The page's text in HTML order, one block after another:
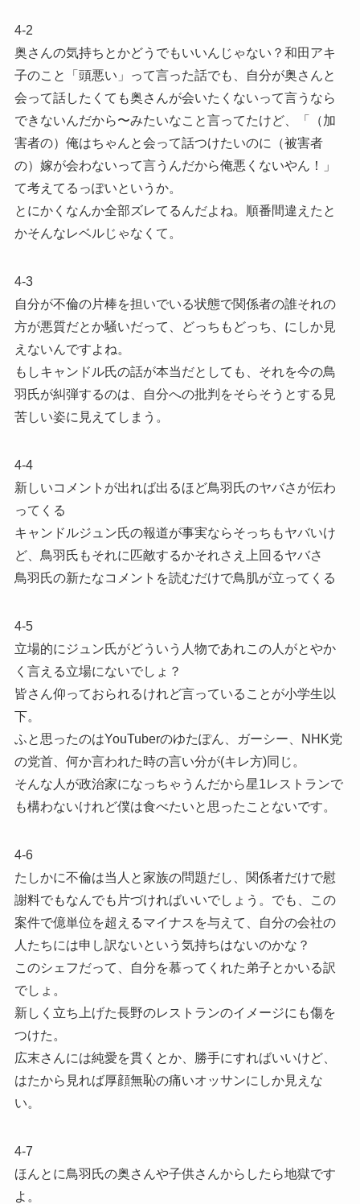
4-2
奥さんの気持ちとかどうでもいいんじゃない？和田アキ
子のこと「頭悪い」って言った話でも、自分が奥さんと
会って話したくても奥さんが会いたくないって言うなら
できないんだから〜みたいなこと言ってたけど、「（加
害者の）俺はちゃんと会って話つけたいのに（被害者
の）嫁が会わないって言うんだから俺悪くないやん！」
て考えてるっぽいというか。
とにかくなんか全部ズレてるんだよね。順番間違えたと
かそんなレベルじゃなくて。
4-3
自分が不倫の片棒を担いでいる状態で関係者の誰それの
方が悪質だとか騒いだって、どっちもどっち、にしか見
えないんですよね。
もしキャンドル氏の話が本当だとしても、それを今の鳥
羽氏が糾弾するのは、自分への批判をそらそうとする見
苦しい姿に見えてしまう。
4-4
新しいコメントが出れば出るほど鳥羽氏のヤバさが伝わ
ってくる
キャンドルジュン氏の報道が事実ならそっちもヤバいけ
ど、鳥羽氏もそれに匹敵するかそれさえ上回るヤバさ
鳥羽氏の新たなコメントを読むだけで鳥肌が立ってくる
4-5
立場的にジュン氏がどういう人物であれこの人がとやか
く言える立場にないでしょ？
皆さん仰っておられるけれど言っていることが小学生以
下。
ふと思ったのはYouTuberのゆたぽん、ガーシー、NHK党
の党首、何か言われた時の言い分が(キレ方)同じ。
そんな人が政治家になっちゃうんだから星1レストランで
も構わないけれど僕は食べたいと思ったことないです。
4-6
たしかに不倫は当人と家族の問題だし、関係者だけで慰
謝料でもなんでも片づければいいでしょう。でも、この
案件で億単位を超えるマイナスを与えて、自分の会社の
人たちには申し訳ないという気持ちはないのかな？
このシェフだって、自分を慕ってくれた弟子とかいる訳
でしょ。
新しく立ち上げた長野のレストランのイメージにも傷を
つけた。
広末さんには純愛を貫くとか、勝手にすればいいけど、
はたから見れば厚顔無恥の痛いオッサンにしか見えな
い。
4-7
ほんとに鳥羽氏の奥さんや子供さんからしたら地獄です
よ。